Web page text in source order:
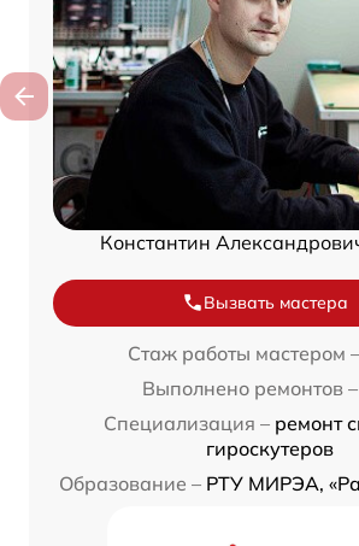
Константин
Вызвать мастера
Стаж работы мастером –
Выполнено ремонтов –
Специализация – ремонт
гироскутеров
Образование – РТУ МИРЭА,